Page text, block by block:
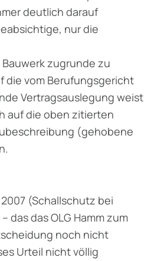
deutlich darauf
nur die
Bauwerk zugrunde zu
die vom Berufungsgericht
Vertragsauslegung weist
auf die oben zitierten
(gehobene
(Schallschutz bei
das das OLG Hamm zum
noch nicht
Urteil nicht völlig